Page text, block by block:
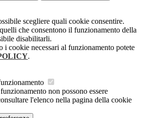
scegliere quali cookie consentire.
che consentono il funzionamento della
disabilitarli.
i cookie necessari al funzionamento potete
.
non possono essere
l'elenco nella pagina della cookie